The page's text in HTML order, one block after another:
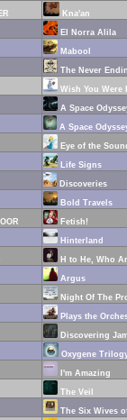
Kna'an
El Norra Alila
Mabool
The Never
Wish You Were
A Space
A Space
Eye of the
Life Signs
Discoveries
Bold Travels
Fetish!
Hinterland
H to He, Who
Argus
Night Of The
Plays the
Discovering
Oxygene
I'm Amazing
The Veil
The Six Wives